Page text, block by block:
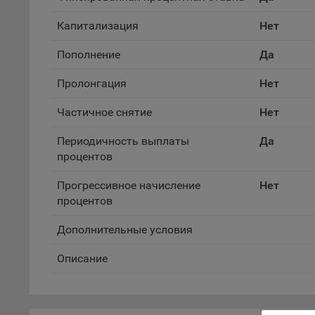
На
Капитализация Нет
Пополнение Да
Пролонгация Нет
Частичное снятие Нет
Периодичность выплаты
процентов
Да
Прогрессивное начисление
процентов
Нет
Дополнительные условия
Описание